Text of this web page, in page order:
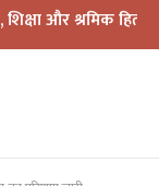
को मिली नई रफ्तार